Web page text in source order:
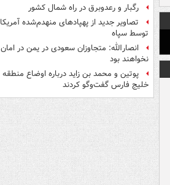
رگبار و رعدوبرق در راه شمال کشور
تصاویر جدید از پهپادهای منهدم‌شده آمریکا
توسط سپاه
انصارالله: متجاوزان سعودی در یمن در امان
نخواهند بود
پوتین و محمد بن زاید درباره اوضاع منطقه
خلیج فارس گفت‌وگو کردند